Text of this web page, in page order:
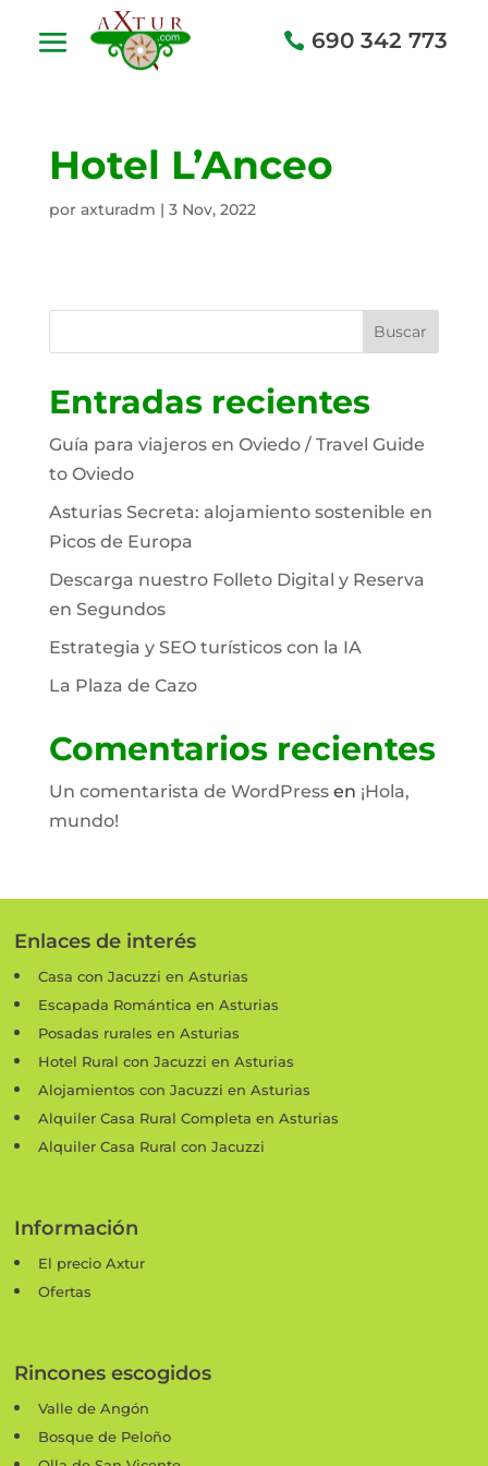
690 342 773
Hotel L’Anceo
por axturadm | 3 Nov, 2022
Buscar
Entradas recientes
Guía para viajeros en Oviedo / Travel Guide
to Oviedo
Asturias Secreta: alojamiento sostenible en
Picos de Europa
Descarga nuestro Folleto Digital y Reserva
en Segundos
Estrategia y SEO turísticos con la IA
La Plaza de Cazo
Comentarios recientes
Un comentarista de WordPressen ¡Hola,
mundo!
Enlaces de interés
Casa con Jacuzzi en Asturias
Escapada Romántica en Asturias
Posadas rurales en Asturias
Hotel Rural con Jacuzzi en Asturias
Alojamientos con Jacuzzi en Asturias
Alquiler Casa Rural Completa en Asturias
Alquiler Casa Rural con Jacuzzi
Información
El precio Axtur
Ofertas
Rincones escogidos
Valle de Angón
Bosque de Peloño